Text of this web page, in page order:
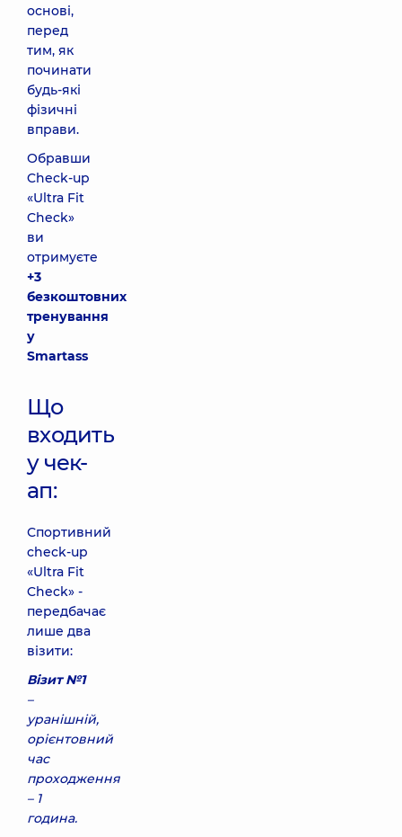
основі,
перед
тим, як
починати
будь-які
фізичні
вправи.
Обравши
Check-up
«Ultra Fit
Check»
ви
отримуєте
+3
безкоштовних
тренування
у
Smartass
Що
входить
у чек-
ап:
Спортивний
check-up
«Ultra Fit
Check» -
передбачає
лише два
візити:
Візит №1
–
уранішній,
орієнтовний
час
проходження
– 1
година.